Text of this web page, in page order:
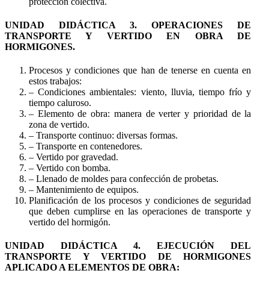
UNIDAD DIDÁCTICA 3. OPERACIONES DE
TRANSPORTE Y VERTIDO EN OBRA DE
HORMIGONES.
Procesos y condiciones que han de tenerse en cuenta en
estos trabajos:
– Condiciones ambientales: viento, lluvia, tiempo frío y
tiempo caluroso.
– Elemento de obra: manera de verter y prioridad de la
zona de vertido.
– Transporte continuo: diversas formas.
– Transporte en contenedores.
– Vertido por gravedad.
– Vertido con bomba.
– Llenado de moldes para confección de probetas.
– Mantenimiento de equipos.
Planificación de los procesos y condiciones de seguridad
que deben cumplirse en las operaciones de transporte y
vertido del hormigón.
UNIDAD DIDÁCTICA 4. EJECUCIÓN DEL
TRANSPORTE Y VERTIDO DE HORMIGONES
APLICADO A ELEMENTOS DE OBRA: